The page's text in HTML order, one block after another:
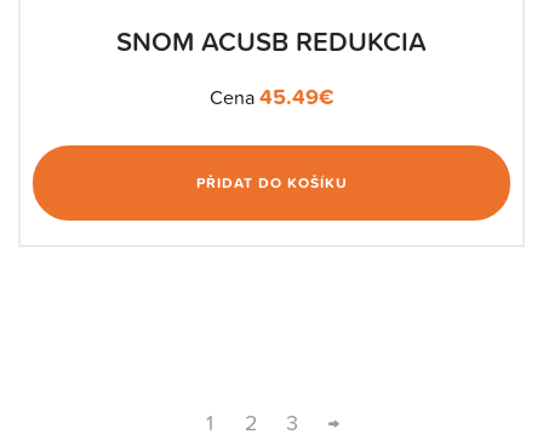
SNOM ACUSB REDUKCIA
Cena45.49€
PŘIDAT DO KOŠÍKU
1 2 3 →